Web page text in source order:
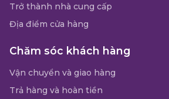
Trở thành nhà cung cấp
Địa điểm cửa hàng
Chăm sóc khách hàng
Vận chuyển và giao hàng
Trả hàng và hoàn tiền